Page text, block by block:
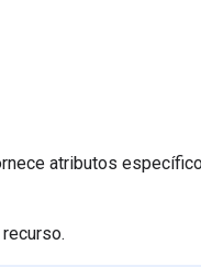
atributos
recurso.